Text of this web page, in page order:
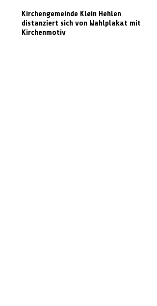
Kirchengemeinde Klein Hehlen
distanziert sich von Wahlplakat mit
Kirchenmotiv